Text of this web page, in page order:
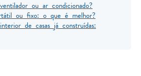
ou ar condicionado?
ou fixo: o que é melhor?
de casas já construídas: